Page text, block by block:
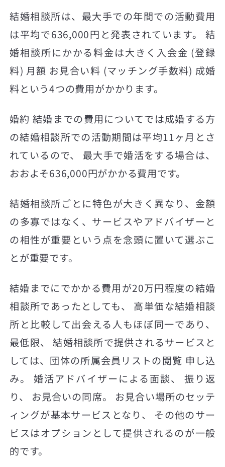
結婚相談所は、最大手での年間での活動費用
は平均で636,000円と発表されています。 結
婚相談所にかかる料金は大きく入会金 (登録
料) 月額 お見合い料 (マッチング手数料) 成婚
料という4つの費用がかかります。
婚約 結婚までの費用についてでは成婚する方
の結婚相談所での活動期間は平均11ヶ月とさ
れているので、 最大手で婚活をする場合は、
おおよそ636,000円がかかる費用です。
結婚相談所ごとに特色が大きく異なり、金額
の多寡ではなく、サービスやアドバイザーと
の相性が重要という点を念頭に置いて選ぶこ
とが重要です。
結婚までにでかかる費用が20万円程度の結婚
相談所であったとしても、 高単価な結婚相談
所と比較して出会える人もほぼ同一であり、
最低限、 結婚相談所で提供されるサービスと
しては、団体の所属会員リストの閲覧 申し込
み。 婚活アドバイザーによる面談、 振り返
り、 お見合いの同席。 お見合い場所のセッテ
ィングが基本サービスとなり、 その他のサー
ビスはオプションとして提供されるのが一般
的です。